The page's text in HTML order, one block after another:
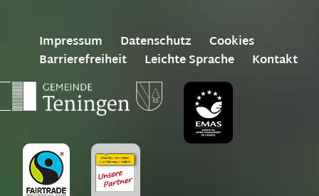
Impressum Datenschutz
Cookies
Barrierefreiheit
Leichte Sprache Kontakt